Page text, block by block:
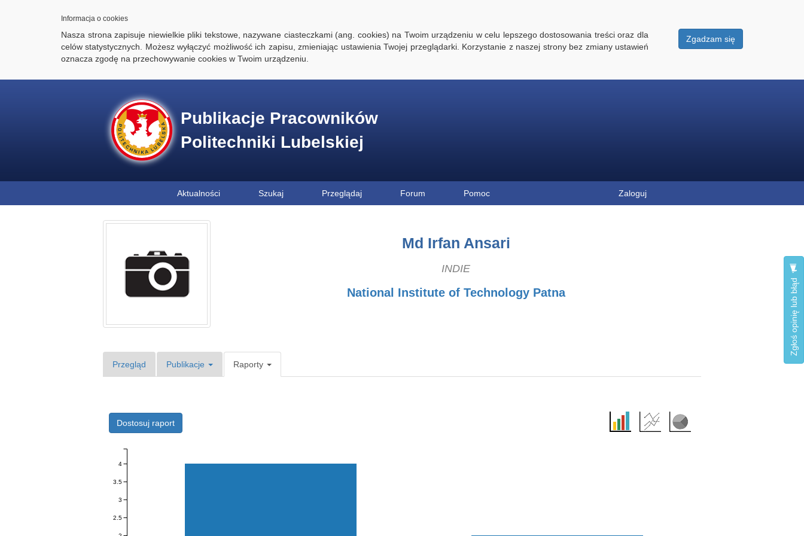
Informacja o cookies
Zgadzam się
Nasza strona zapisuje niewielkie pliki tekstowe, nazywane ciasteczkami (ang. cookies) na Twoim urządzeniu w celu lepszego dostosowania treści oraz dla
celów statystycznych. Możesz wyłączyć możliwość ich zapisu, zmieniając ustawienia Twojej przeglądarki. Korzystanie z naszej strony bez zmiany ustawień
oznacza zgodę na przechowywanie cookies w Twoim urządzeniu.
Publikacje Pracowników
Politechniki Lubelskiej
Aktualności Szukaj Przeglądaj Forum Pomoc Zaloguj
Zgłoś opinię lub błąd
Md Irfan Ansari
INDIE
National Institute of Technology Patna
Przegląd Publikacje Raporty
Dostosuj raport
2.5
3
3.5
4